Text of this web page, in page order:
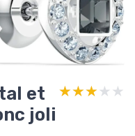
et
joli
★★★★★
★★★★★